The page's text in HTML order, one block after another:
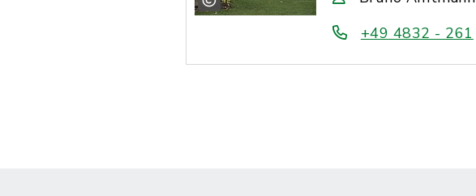
+49 4832 - 261